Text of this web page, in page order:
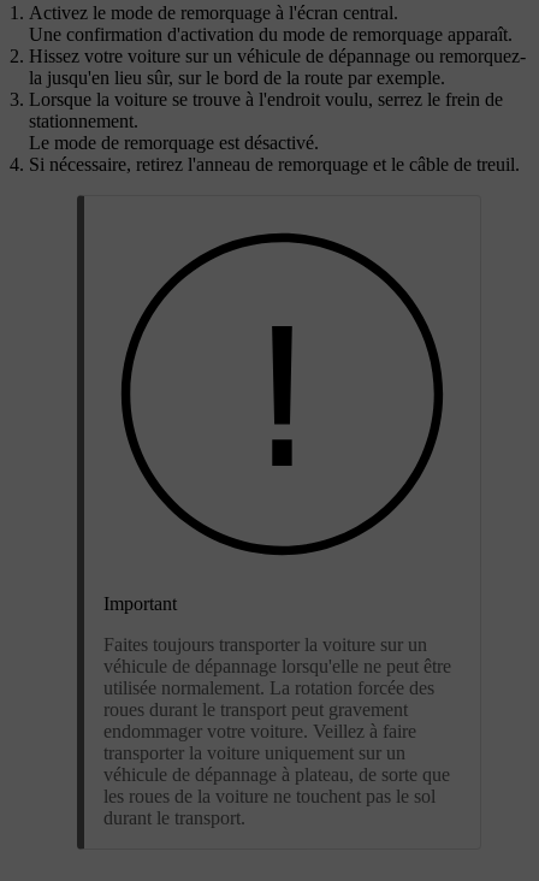
Activez le mode de remorquage à l'écran central.
Une confirmation d'activation du mode de remorquage apparaît.
Hissez votre voiture sur un véhicule de dépannage ou remorquez-
la jusqu'en lieu sûr, sur le bord de la route par exemple.
Lorsque la voiture se trouve à l'endroit voulu, serrez le frein de
stationnement.
Le mode de remorquage est désactivé.
Si nécessaire, retirez l'anneau de remorquage et le câble de treuil.
Important
Faites toujours transporter la voiture sur un
véhicule de dépannage lorsqu'elle ne peut être
utilisée normalement. La rotation forcée des
roues durant le transport peut gravement
endommager votre voiture. Veillez à faire
transporter la voiture uniquement sur un
véhicule de dépannage à plateau, de sorte que
les roues de la voiture ne touchent pas le sol
durant le transport.